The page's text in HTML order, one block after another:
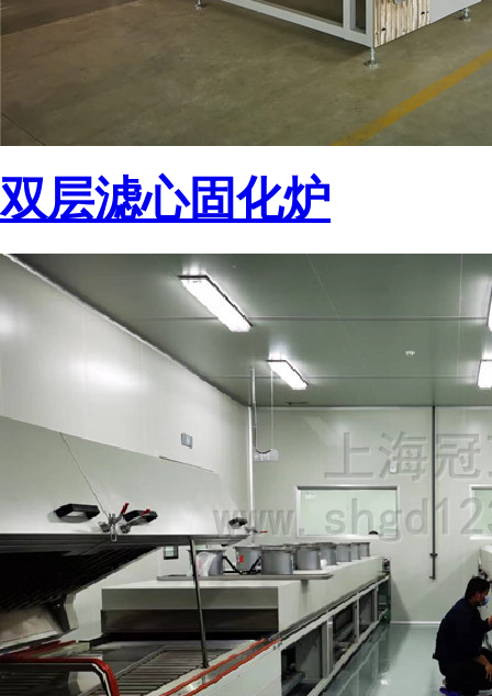
双层滤心固化炉